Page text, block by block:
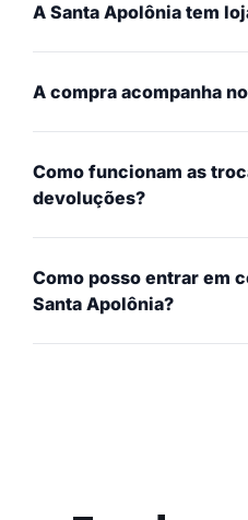
A Santa Apolônia tem
A compra acompanha
Como funcionam as
devoluções?
Como posso entrar em
Santa Apolônia?